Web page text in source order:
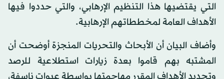
التي يقتضيها هذا التنظيم الإرهابي، والتي حددوا فيها
الأهداف العامة لمخططاتهم الإرهابية.
وأضاف البيان أن الأبحاث والتحريات المنجزة أوضحت أن
المشتبه بهم قاموا بعدة زيارات استطلاعية للرصد